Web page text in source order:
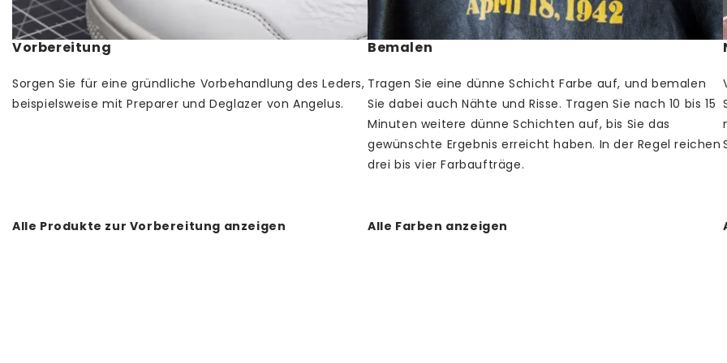
Angelus
auch
schlechtem
Farbe in zwei
und in einer
Tragen
Vorbereitung
Sorgen Sie für eine gründliche Vorbehandlung des Leders,
beispielsweise mit Preparer und Deglazer von Angelus.
Alle Produkte zur Vorbereitung anzeigen
Bemalen
Tragen Sie eine dünne Schicht Farbe auf, und bemalen
Sie dabei auch Nähte und Risse. Tragen Sie nach 10 bis 15
Minuten weitere dünne Schichten auf, bis Sie das
gewünschte Ergebnis erreicht haben. In der Regel reichen
drei bis vier Farbaufträge.
Alle Farben anzeigen